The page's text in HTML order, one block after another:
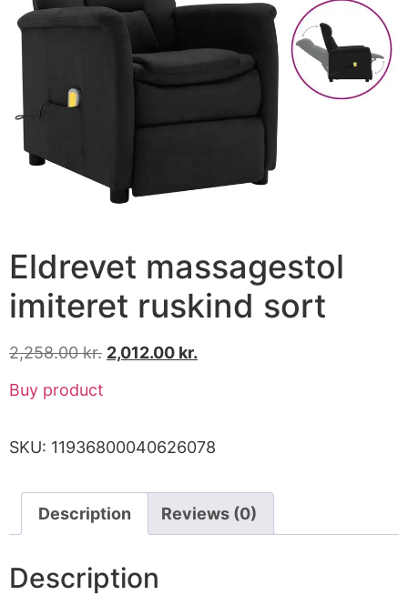
Eldrevet massagestol
imiteret ruskind sort
2,258.00kr. 2,012.00 kr.
Buy product
SKU: 11936800040626078
Description Reviews (0)
Description